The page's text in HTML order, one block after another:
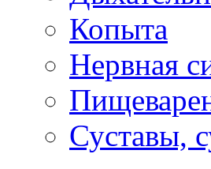
Копыта
Нервная
Суставы,